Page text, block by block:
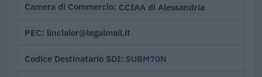
Camera di Commercio CCIAA di Alessandria
PEC linclalor@legalmail.it
Codice Destinatario SDI SUBM70N